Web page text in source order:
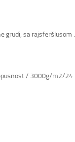
grudi, sa rajsferšlusom .
/ 3000g/m2/24